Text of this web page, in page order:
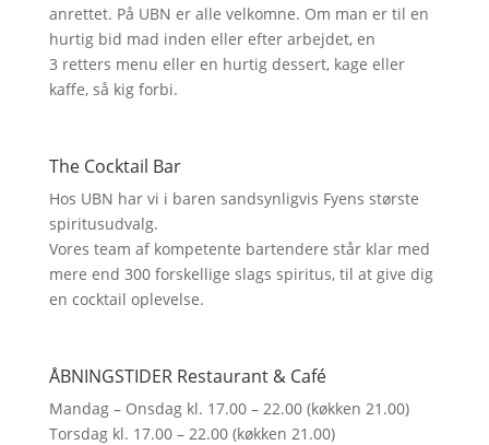
anrettet. På UBN er alle velkomne. Om man er til en
hurtig bid mad inden eller efter arbejdet, en
3 retters menu eller en hurtig dessert, kage eller
kaffe, så kig forbi.
The Cocktail Bar
Hos UBN har vi i baren sandsynligvis Fyens største
spiritusudvalg.
Vores team af kompetente bartendere står klar med
mere end 300 forskellige slags spiritus, til at give dig
en cocktail oplevelse.
ÅBNINGSTIDER Restaurant & Café
Mandag – Onsdag kl. 17.00 – 22.00 (køkken 21.00)
Torsdag kl. 17.00 – 22.00 (køkken 21.00)